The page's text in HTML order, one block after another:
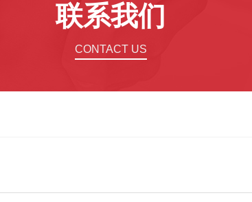
联系我们
CONTACT US